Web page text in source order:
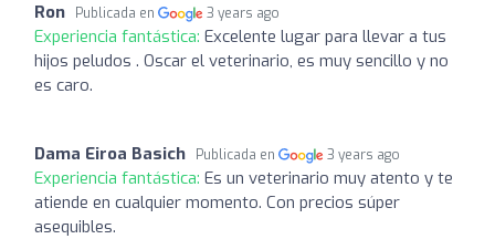
Ron Publicada en 3 years ago
Experiencia fantástica: Excelente lugar para llevar a tus
hijos peludos . Oscar el veterinario, es muy sencillo y no
es caro.
Dama Eiroa Basich Publicada en 3 years ago
Experiencia fantástica: Es un veterinario muy atento y te
atiende en cualquier momento. Con precios súper
asequibles.